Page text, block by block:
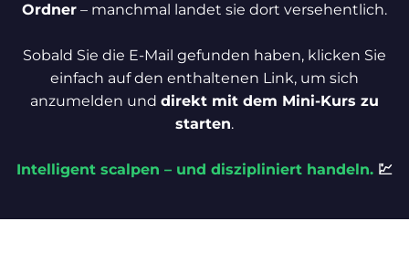
Ordner – manchmal landet sie dort versehentlich.
Sobald Sie die E-Mail gefunden haben, klicken Sie
einfach auf den enthaltenen Link, um sich
anzumelden und direkt mit dem Mini-Kurs zu
starten.
Intelligent scalpen – und diszipliniert handeln. 💹